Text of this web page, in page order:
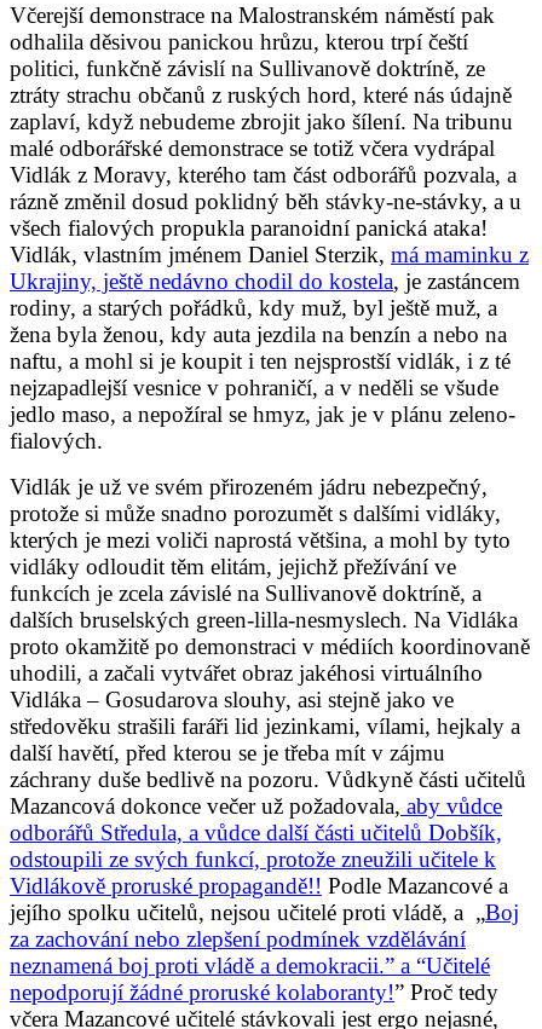
Včerejší demonstrace na Malostranském náměstí pak
odhalila děsivou panickou hrůzu, kterou trpí čeští
politici, funkčně závislí na Sullivanově doktríně, ze
ztráty strachu občanů z ruských hord, které nás údajně
zaplaví, když nebudeme zbrojit jako šílení. Na tribunu
malé odborářské demonstrace se totiž včera vydrápal
Vidlák z Moravy, kterého tam část odborářů pozvala, a
rázně změnil dosud poklidný běh stávky-ne-stávky, a u
všech fialových propukla paranoidní panická ataka!
Vidlák, vlastním jménem Daniel Sterzik, má maminku z
Ukrajiny, ještě nedávno chodil do kostela, je zastáncem
rodiny, a starých pořádků, kdy muž, byl ještě muž, a
žena byla ženou, kdy auta jezdila na benzín a nebo na
naftu, a mohl si je koupit i ten nejsprostší vidlák, i z té
nejzapadlejší vesnice v pohraničí, a v neděli se všude
jedlo maso, a nepožíral se hmyz, jak je v plánu zeleno-
fialových.
Vidlák je už ve svém přirozeném jádru nebezpečný,
protože si může snadno porozumět s dalšími vidláky,
kterých je mezi voliči naprostá většina, a mohl by tyto
vidláky odloudit těm elitám, jejichž přežívání ve
funkcích je zcela závislé na Sullivanově doktríně, a
dalších bruselských green-lilla-nesmyslech. Na Vidláka
proto okamžitě po demonstraci v médiích koordinovaně
uhodili, a začali vytvářet obraz jakéhosi virtuálního
Vidláka – Gosudarova slouhy, asi stejně jako ve
středověku strašili faráři lid jezinkami, vílami, hejkaly a
další havětí, před kterou se je třeba mít v zájmu
záchrany duše bedlivě na pozoru. Vůdkyně části učitelů
Mazancová dokonce večer už požadovala, aby vůdce
odborářů Středula, a vůdce další části učitelů Dobšík,
odstoupili ze svých funkcí, protože zneužili učitele k
Vidlákově proruské propagandě!! Podle Mazancové a
jejího spolku učitelů, nejsou učitelé proti vládě, a „Boj
za zachování nebo zlepšení podmínek vzdělávání
neznamená boj proti vládě a demokracii.” a “Učitelé
nepodporují žádné proruské kolaboranty!” Proč tedy
včera Mazancové učitelé stávkovali jest ergo nejasné,